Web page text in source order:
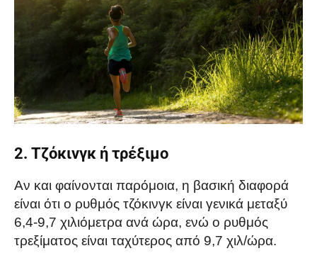
2. Τζόκινγκ ή τρέξιμο
Αν και φαίνονται παρόμοια, η βασική διαφορά
είναι ότι ο ρυθμός τζόκινγκ είναι γενικά μεταξύ
6,4-9,7 χιλιόμετρα ανά ώρα, ενώ ο ρυθμός
τρεξίματος είναι ταχύτερος από 9,7 χιλ/ώρα.